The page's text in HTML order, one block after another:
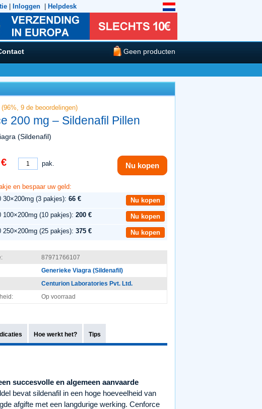
Inloggen Helpdesk
Geen producten
(96%, 9de beoordelingen)
200 mg – Sildenafil Pillen
(Sildenafil)
pak. Nu kopen
en bespaar uw geld:
30×200mg (3 pakjes): 66 €
Nu kopen
100×200mg (10 pakjes): 200 €
Nu kopen
250×200mg (25 pakjes): 375 € Nu kopen
87971766107
Generieke Viagra (Sildenafil)
Centurion Laboratories Pvt. Ltd.
Op voorraad
Hoe werkt het? Tips
succesvolle en algemeen aanvaarde
bevat sildenafil in een hoge hoeveelheid van
afgifte met een langdurige werking. Cenforce